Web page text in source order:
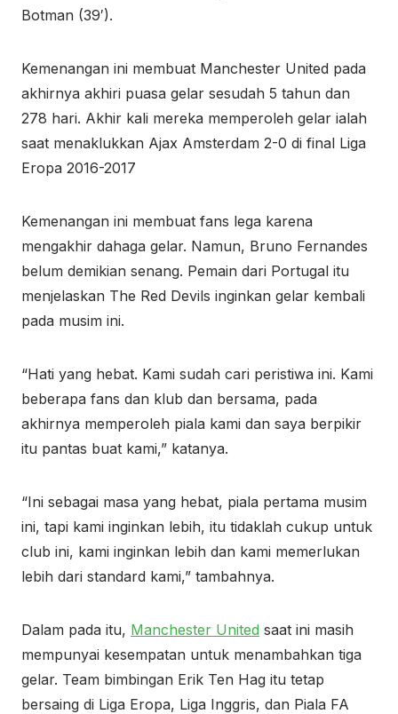
Botman (39′).
Kemenangan ini membuat Manchester United pada
akhirnya akhiri puasa gelar sesudah 5 tahun dan
278 hari. Akhir kali mereka memperoleh gelar ialah
saat menaklukkan Ajax Amsterdam 2-0 di final Liga
Eropa 2016-2017
Kemenangan ini membuat fans lega karena
mengakhir dahaga gelar. Namun, Bruno Fernandes
belum demikian senang. Pemain dari Portugal itu
menjelaskan The Red Devils inginkan gelar kembali
pada musim ini.
“Hati yang hebat. Kami sudah cari peristiwa ini. Kami
beberapa fans dan klub dan bersama, pada
akhirnya memperoleh piala kami dan saya berpikir
itu pantas buat kami,” katanya.
“Ini sebagai masa yang hebat, piala pertama musim
ini, tapi kami inginkan lebih, itu tidaklah cukup untuk
club ini, kami inginkan lebih dan kami memerlukan
lebih dari standard kami,” tambahnya.
Dalam pada itu, Manchester United saat ini masih
mempunyai kesempatan untuk menambahkan tiga
gelar. Team bimbingan Erik Ten Hag itu tetap
bersaing di Liga Eropa, Liga Inggris, dan Piala FA